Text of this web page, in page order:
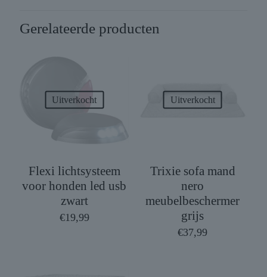
Gerelateerde producten
Uitverkocht
Flexi lichtsysteem
voor honden led usb
zwart
€19,99
Uitverkocht
Trixie sofa mand
nero
meubelbeschermer
grijs
€37,99